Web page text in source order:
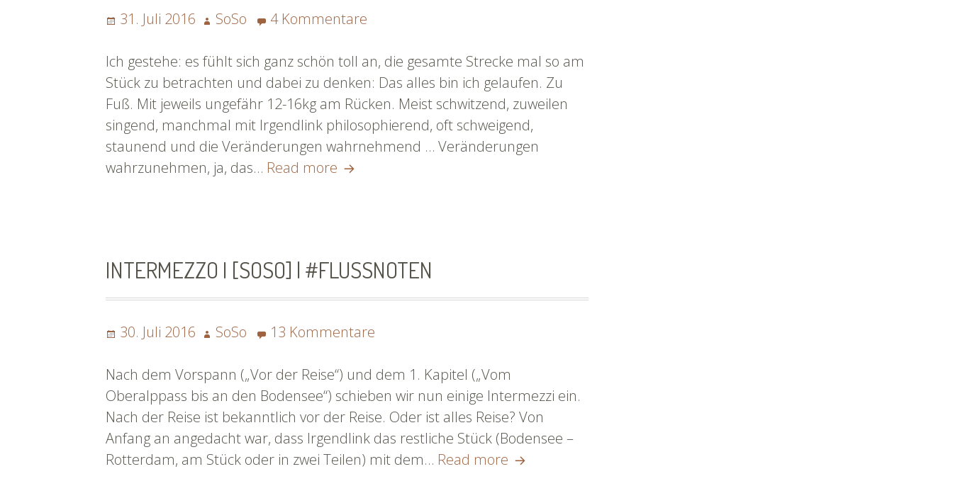
Posted
31. Juli 2016 Author
SoSo 4 Kommentare
II
–
Die
Strecke
[SoSo]|
Ich gestehe: es fühlt sich ganz schön toll an, die gesamte Strecke mal so am
Stück zu betrachten und dabei zu denken: Das alles bin ich gelaufen. Zu
Fuß. Mit jeweils ungefähr 12-16kg am Rücken. Meist schwitzend, zuweilen
singend, manchmal mit Irgendlink philosophierend, oft schweigend,
staunend und die Veränderungen wahrnehmend … Veränderungen
wahrzunehmen, ja, das… Read more Intermezzo
[SoSo]|
#flussnoten
INTERMEZZO I [SOSO] | #FLUSSNOTEN
Posted
30. Juli 2016 Author
SoSo 13 Kommentare
I
[SoSo]
|
#flussnoten
Nach dem Vorspann („Vor der Reise“) und dem 1. Kapitel („Vom
Oberalppass bis an den Bodensee“) schieben wir nun einige Intermezzi ein.
Nach der Reise ist bekanntlich vor der Reise. Oder ist alles Reise? Von
Anfang an angedacht war, dass Irgendlink das restliche Stück (Bodensee –
Rotterdam, am Stück oder in zwei Teilen) mit dem… Read more Intermezzo